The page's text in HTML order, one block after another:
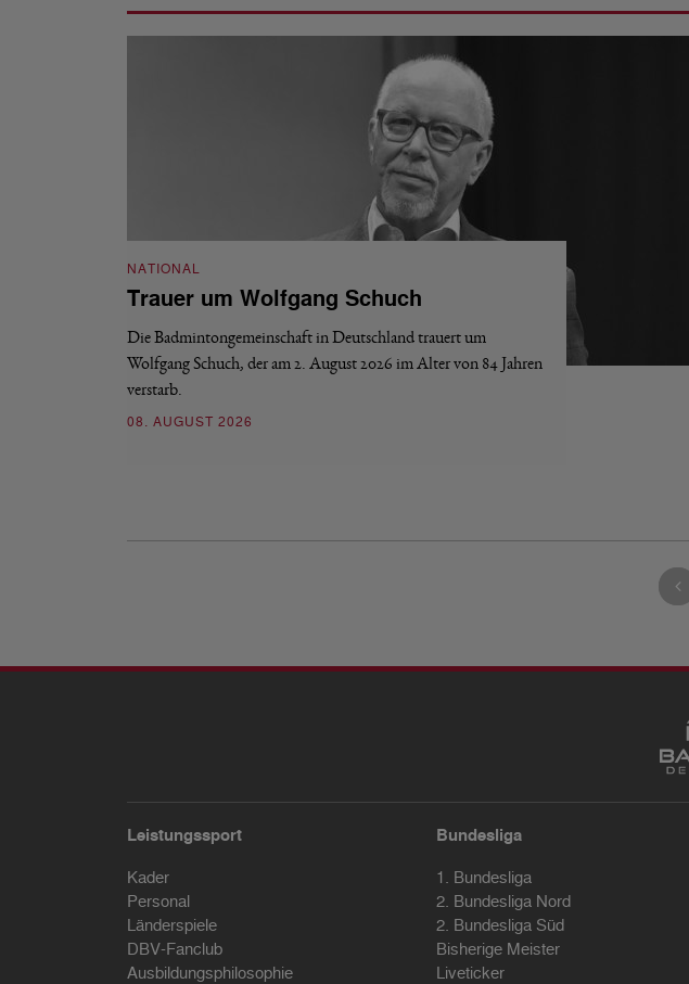
NATIONAL
Trauer um Wolfgang Schuch
Die Badmintongemeinschaft in Deutschland trauert um
Wolfgang Schuch, der am 2. August 2026 im Alter von 84 Jahren
verstarb.
08. AUGUST 2026
Leistungssport
Kader
Personal
Länderspiele
DBV-Fanclub
Ausbildungsphilosophie
Bundesliga
1. Bundesliga
2. Bundesliga Nord
2. Bundesliga Süd
Bisherige Meister
Liveticker